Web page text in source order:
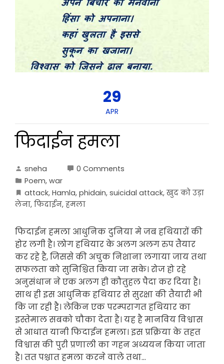
29
APR
फिदाईन हमला
sneha
0 Comments
Poem, war
attack, Hamla, phidain, suicidal attack, खुद को उड़ा
लेना, फिदाईन, हमला
फिदाईन हमला आधुनिक दुनिया मे जब हथियारों की
होर लगी है। लोग हथियार के अलग अलग रुप तैयार
कर रहे है, जिससे की अचुक निशाना लगाया जाय तथा
सफलता को सुनिश्चित किया जा सके। रोज हो रहे
अनुसंधान ने एक अलग ही कौतुहल पैदा कर दिया है।
साथ ही इस आधुनिक हथियार से सुरक्षा की तैयारी भी
कि जा रही है। लेकिन एक परम्परागत हथियार का
इस्तेमाल सबको चौका देता है। यह है मानविय विश्वास
से आधात यानी फिदाईन हमला। इस प्रक्रिया के तहत
विश्वास की पुरी प्रणाली का गहन अध्ययन किया जाता
है। तत पश्चात हमला करने वाले तथा…